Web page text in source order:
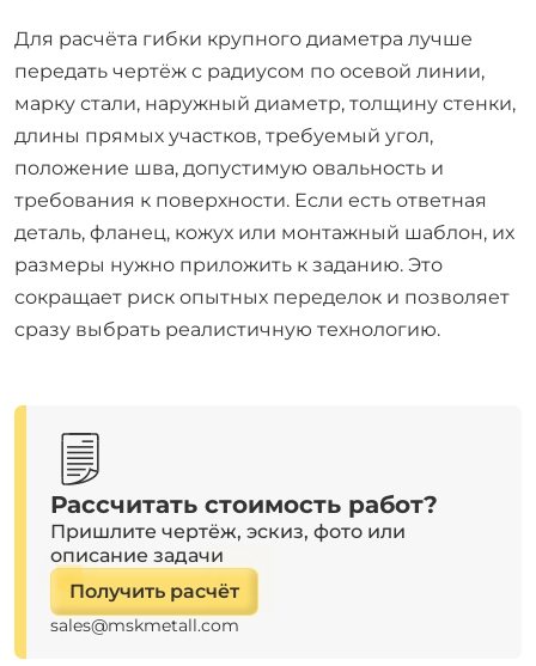
Для расчёта гибки крупного диаметра лучше
передать чертёж с радиусом по осевой линии,
марку стали, наружный диаметр, толщину стенки,
длины прямых участков, требуемый угол,
положение шва, допустимую овальность и
требования к поверхности. Если есть ответная
деталь, фланец, кожух или монтажный шаблон, их
размеры нужно приложить к заданию. Это
сокращает риск опытных переделок и позволяет
сразу выбрать реалистичную технологию.
Рассчитать стоимость работ?
Пришлите чертёж, эскиз, фото или
описание задачи
Получить расчёт
sales@mskmetall.com